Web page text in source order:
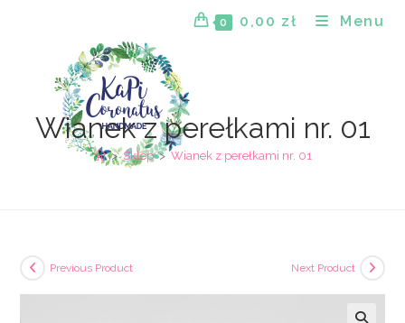
0 0,00 zł Menu
Wianek z perełkami nr. 01
> Sklep > Wianek z perełkami nr. 01
Previous Product Next Product